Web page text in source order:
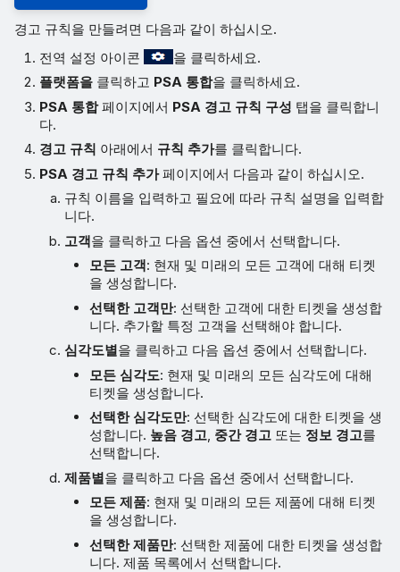
경고 규칙을 만들려면 다음과 같이 하십시오.
전역 설정 아이콘
을 클릭하세요.
플랫폼을 클릭하고 PSA 통합을 클릭하세요.
PSA 통합페이지에서 PSA 경고 규칙 구성 탭을 클릭합니
다.
경고 규칙 아래에서 규칙 추가를 클릭합니다.
PSA 경고 규칙 추가페이지에서 다음과 같이 하십시오.
규칙 이름을 입력하고 필요에 따라 규칙 설명을 입력합
니다.
고객을 클릭하고 다음 옵션 중에서 선택합니다.
모든 고객: 현재 및 미래의 모든 고객에 대해 티켓
을 생성합니다.
선택한 고객만: 선택한 고객에 대한 티켓을 생성합
니다. 추가할 특정 고객을 선택해야 합니다.
심각도별을 클릭하고 다음 옵션 중에서 선택합니다.
모든 심각도: 현재 및 미래의 모든 심각도에 대해
티켓을 생성합니다.
선택한 심각도만: 선택한 심각도에 대한 티켓을 생
성합니다. 높음 경고, 중간 경고 또는 정보 경고를
선택합니다.
제품별을 클릭하고 다음 옵션 중에서 선택합니다.
모든 제품: 현재 및 미래의 모든 제품에 대해 티켓
을 생성합니다.
선택한 제품만: 선택한 제품에 대한 티켓을 생성합
니다. 제품 목록에서 선택합니다.